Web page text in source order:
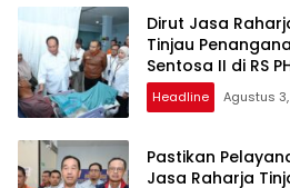
Dirut Jasa
Tinjau
Sentosa II di RS
Headline Agustus
Pastikan
Jasa Raharja